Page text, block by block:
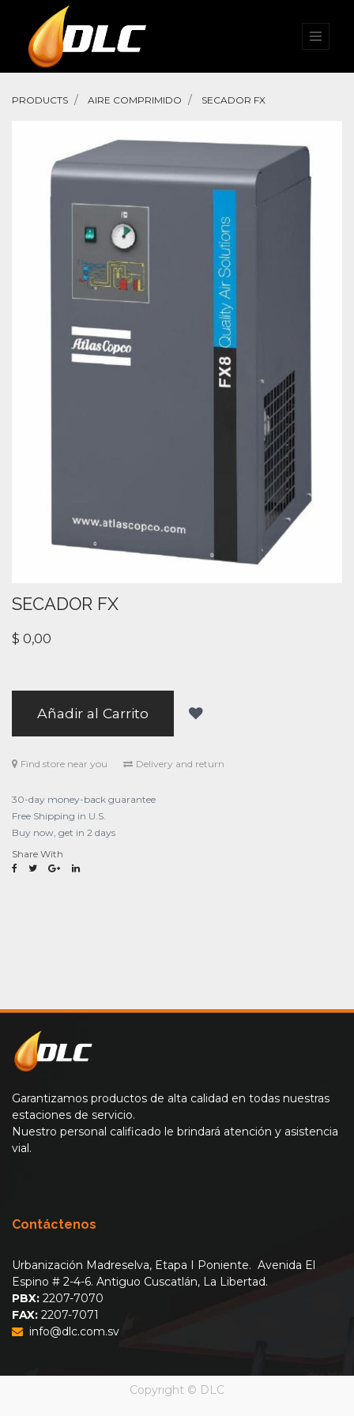
PRODUCTS AIRE COMPRIMIDO SECADOR FX
SECADOR FX
$ 0,00
Añadir al Carrito
Find store near you Delivery and return
30-day money-back guarantee
Free Shipping in U.S.
Buy now, get in 2 days
Share With
Garantizamos productos de alta calidad en todas nuestras
estaciones de servicio.
Nuestro personal calificado le brindará atención y asistencia
vial.
Contáctenos
Urbanización Madreselva, Etapa I Poniente. Avenida El
Espino # 2-4-6. Antiguo Cuscatlán, La Libertad.
PBX: 2207-7070
FAX: 2207-7071
info@dlc.com.sv
Copyright © DLC